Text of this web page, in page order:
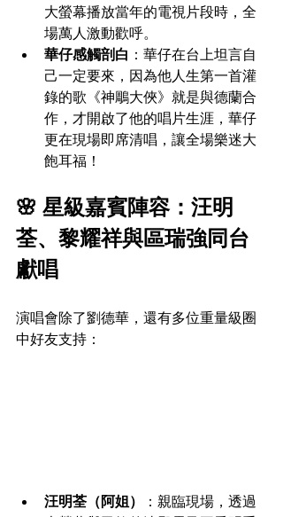
大螢幕播放當年的電視片段時，全
場萬人激動歡呼。
華仔感觸剖白 ：華仔在台上坦言自
己一定要來，因為他人生第一首灌
錄的歌《神鵰大俠》就是與德蘭合
作，才開啟了他的唱片生涯，華仔
更在現場即席清唱，讓全場樂迷大
飽耳福！
🌸 星級嘉賓陣容：汪明
荃、黎耀祥與區瑞強同台
獻唱
演唱會除了劉德華，還有多位重量級圈
中好友支持：
汪明荃（阿姐）
：親臨現場，透過